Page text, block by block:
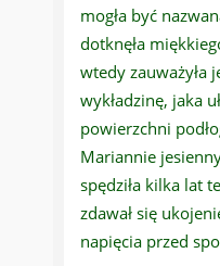
mogła być
dotknęła
wtedy zauważyła
wykładzinę, jaka
powierzchni
Mariannie
spędziła kilka lat
zdawał się
napięcia przed